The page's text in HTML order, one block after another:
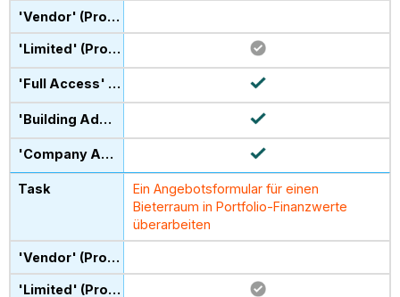
Ein Angebotsformular für einen
Bieterraum in Portfolio-Finanzwerte
überarbeiten